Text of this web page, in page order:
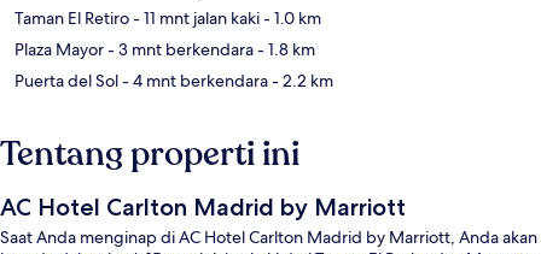
Taman El Retiro- 11 mnt jalan kaki- 1.0 km
Plaza Mayor- 3 mnt berkendara- 1.8 km
Puerta del Sol- 4 mnt berkendara- 2.2 km
Tentang properti ini
AC Hotel Carlton Madrid by Marriott
Saat Anda menginap di AC Hotel Carlton Madrid by Marriott, Anda akan